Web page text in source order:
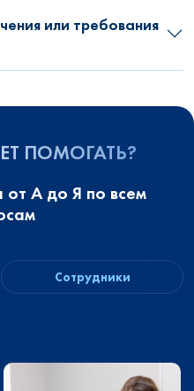
или требования
ПОМОГАТЬ?
А до Я по всем
Сотрудники